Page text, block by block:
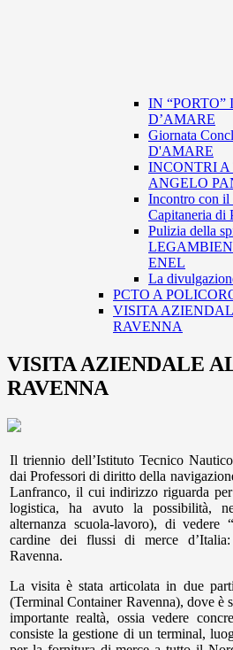
IN “PORTO”
D’AMARE
Giornata
D'AMARE
INCONTRI A
ANGELO
Incontro con il
Capitaneria di
Pulizia della
ENEL
La
PCTO A
VISITA
RAVENNA
VISITA AZIENDALE
RAVENNA
Il triennio dell’Istituto Tecnico
dai Professori di diritto della
Lanfranco, il cui indirizzo riguarda
logistica, ha avuto la possibilità,
alternanza scuola-lavoro), di
cardine dei flussi di merce
Ravenna.
La visita è stata articolata in due
(Terminal Container Ravenna), dove è
importante realtà, ossia vedere
consiste la gestione di un terminal,